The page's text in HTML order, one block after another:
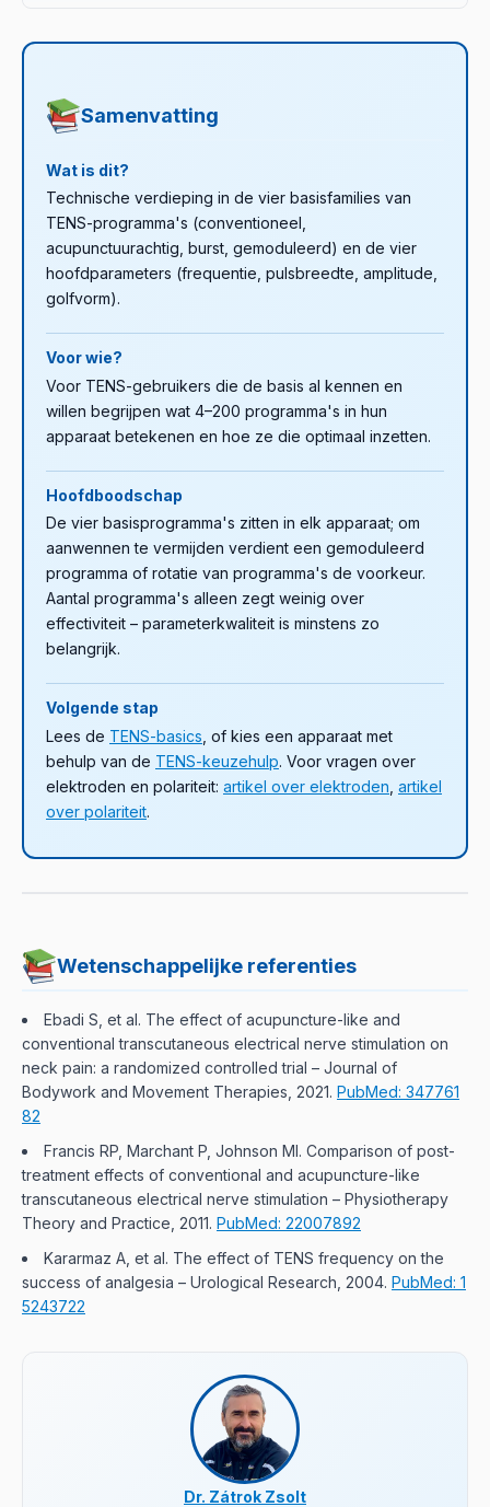
programma. Binnen één behandeling kun je wel
minuten acupunctuurachtig.
en veroorzaakt daadwerkelijke spiercontracties met het
TENS, EMS en MENS
positieve en een negatieve fase vormen samen de puls.
beide fasen in balans is, zodat er geen
elektrochemische ophoping (zuur/base reacties) onder
Meer over polariteit:
Samenvatting
Wat is dit?
Technische verdieping in de vier basisfamilies van
TENS-programma's (conventioneel,
acupunctuurachtig, burst, gemoduleerd) en de vier
hoofdparameters (frequentie, pulsbreedte, amplitude,
golfvorm).
Voor wie?
Voor TENS-gebruikers die de basis al kennen en
willen begrijpen wat 4–200 programma's in hun
apparaat betekenen en hoe ze die optimaal inzetten.
Hoofdboodschap
De vier basisprogramma's zitten in elk apparaat; om
aanwennen te vermijden verdient een gemoduleerd
programma of rotatie van programma's de voorkeur.
Aantal programma's alleen zegt weinig over
effectiviteit – parameterkwaliteit is minstens zo
belangrijk.
Volgende stap
Lees de TENS-basics , of kies een apparaat met
behulp van de TENS-keuzehulp. Voor vragen over
elektroden en polariteit: artikel over elektroden artikel
over polariteit.
Wetenschappelijke referenties
Ebadi S, et al. The effect of acupuncture-like and
conventional transcutaneous electrical nerve stimulation on
neck pain: a randomized controlled trial – Journal of
Bodywork and Movement Therapies, 2021. PubMed: 347761
82
Francis RP, Marchant P, Johnson MI. Comparison of post-
treatment effects of conventional and acupuncture-like
transcutaneous electrical nerve stimulation – Physiotherapy
Theory and Practice, 2011. PubMed: 22007892
Kararmaz A, et al. The effect of TENS frequency on the
success of analgesia – Urological Research, 2004. PubMed: 1
5243722
Dr. Zátrok Zsolt